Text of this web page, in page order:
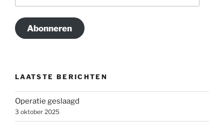
Abonneren
LAATSTE BERICHTEN
Operatie geslaagd
3 oktober 2025